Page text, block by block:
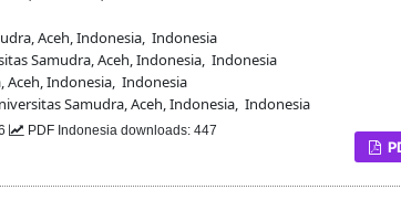
Aceh, Indonesia, Indonesia
Samudra, Aceh, Indonesia, Indonesia
Aceh, Indonesia, Indonesia
Samudra, Aceh, Indonesia, Indonesia
PDF Indonesia downloads: 447